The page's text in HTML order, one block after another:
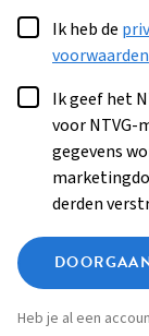
Ik heb de
voorwaarden
Ik geef het
voor NTVG-
gegevens
derden
Heb je al een